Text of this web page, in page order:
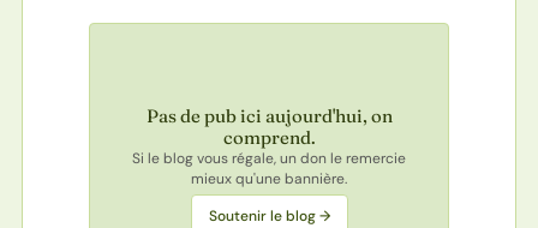
Pas de pub ici aujourd'hui, on
comprend.
Si le blog vous régale, un don le remercie
mieux qu'une bannière.
Soutenir le blog →